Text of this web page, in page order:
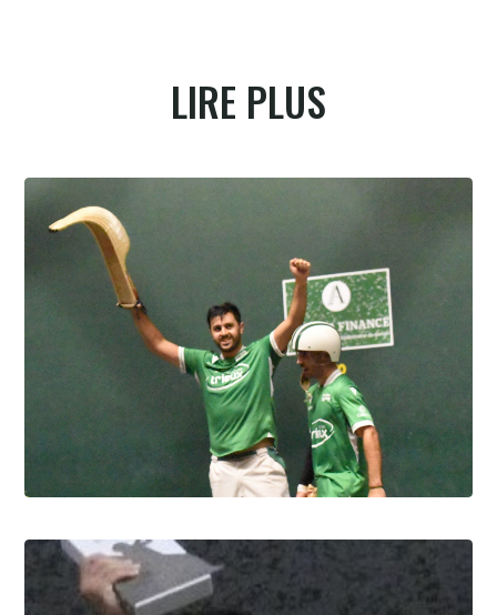
LIRE PLUS
Pau cup, Gonzales-Portet oui, mais aux
forceps
8.8.2026